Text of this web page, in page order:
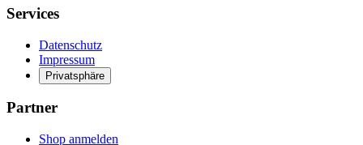
Services
Datenschutz
Impressum
Privatsphäre
Partner
Shop anmelden